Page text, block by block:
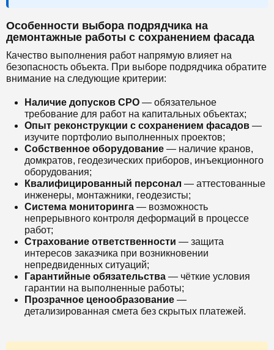
Особенности выбора подрядчика на
демонтажные работы с сохранением фасада
Качество выполнения работ напрямую влияет на
безопасность объекта. При выборе подрядчика обратите
внимание на следующие критерии:
Наличие допусков СРО — обязательное
требование для работ на капитальных объектах;
Опыт реконструкции с сохранением фасадов —
изучите портфолио выполненных проектов;
Собственное оборудование — наличие кранов,
домкратов, геодезических приборов, инъекционного
оборудования;
Квалифицированный персонал — аттестованные
инженеры, монтажники, геодезисты;
Система мониторинга — возможность
непрерывного контроля деформаций в процессе
работ;
Страхование ответственности — защита
интересов заказчика при возникновении
непредвиденных ситуаций;
Гарантийные обязательства — чёткие условия
гарантии на выполненные работы;
Прозрачное ценообразование —
детализированная смета без скрытых платежей.